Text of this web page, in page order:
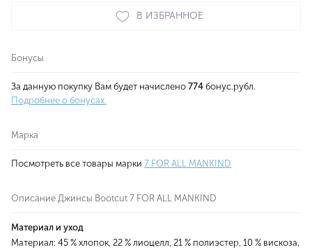
В ИЗБРАННОЕ
Бонусы
За данную покупку Вам будет начислено 774 бонус.рубл.
Подробнее о бонусах.
Марка
Посмотреть все товары марки 7 FOR ALL MANKIND
Описание Джинсы Bootcut 7 FOR ALL MANKIND
Материал и уход
Материал: 45 % хлопок, 22 % лиоцелл, 21 % полиэстер, 10 % вискоза,